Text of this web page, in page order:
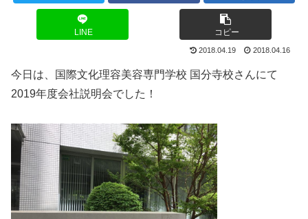
LINE コピー
2018.04.19 2018.04.16
今日は、国際文化理容美容専門学校 国分寺校さんにて
2019年度会社説明会でした！